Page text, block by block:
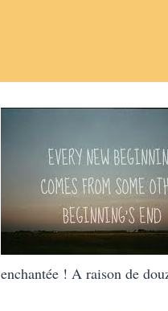
enchantée ! A raison de